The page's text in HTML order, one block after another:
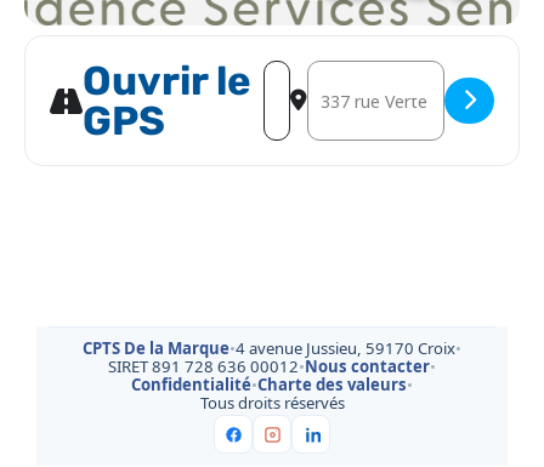
Ouvrir le
GPS
Address - Formation à l'ETP -
Destination Address -
CPTS De la Marque•4 avenue Jussieu, 59170 Croix•
SIRET 891 728 636 00012•Nous contacter•
Confidentialité•Charte des valeurs•
Tous droits réservés